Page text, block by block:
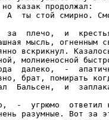
казак продолжал:
А  ты стой смирно.
за  плечо,  и
мысль, огненным
вскрикнул.
молниеносной
далеко,  -
брат, помирать
Бальсен,  и
-  угрюмо  ответил
разумные. Вот за